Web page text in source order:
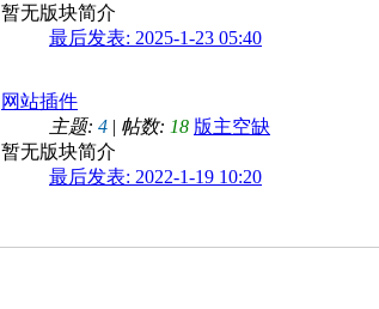
暂无版块简介
最后发表: 2025-1-23 05:40
网站插件
主题: 4 | 帖数: 18 版主空缺
暂无版块简介
最后发表: 2022-1-19 10:20